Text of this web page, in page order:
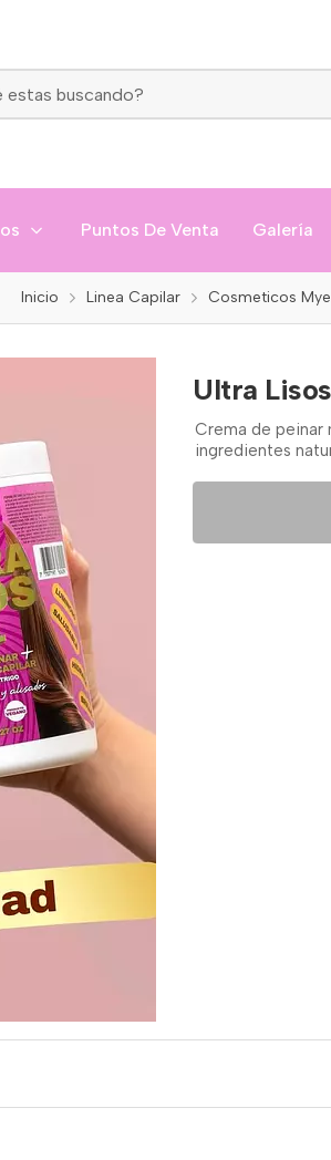
Puntos De Venta Galería
Inicio Linea Capilar Cosmeticos Mye
Ultra
Crema de peinar
ingredientes